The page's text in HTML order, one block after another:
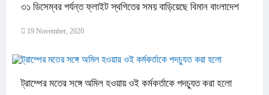
৩১ ডিসেম্বর পর্যন্ত ফ্লাইট স্থগিতের সময় বাড়িয়েছে বিমান বাংলাদেশ
19 November, 2020
ট্রাম্পের মতের সঙ্গে অমিল হওয়ায় ওই কর্মকর্তাকে পদচ্যুত করা হলো